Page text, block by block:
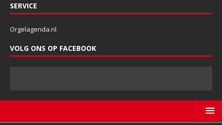
SERVICE
Orgelagenda.nl
VOLG ONS OP FACEBOOK